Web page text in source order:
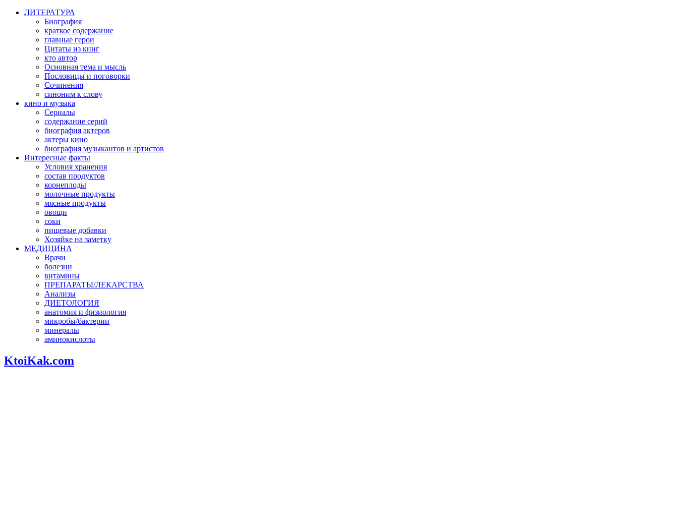
ЛИТЕРАТУРА
Биография
краткое содержание
главные герои
Цитаты из книг
кто автор
Основная тема и мысль
Пословицы и поговорки
Сочинения
синоним к слову
кино и музыка
Сериалы
содержание серий
биография актеров
актеры кино
биография музыкантов и артистов
Интересные факты
Условия хранения
состав продуктов
корнеплоды
молочные продукты
мясные продукты
овощи
соки
пищевые добавки
Хозяйке на заметку
МЕДИЦИНА
Врачи
болезни
витамины
ПРЕПАРАТЫ/ЛЕКАРСТВА
Анализы
ДИЕТОЛОГИЯ
анатомия и физиология
микробы/бактерии
минералы
аминокислоты
KtoiKak.com